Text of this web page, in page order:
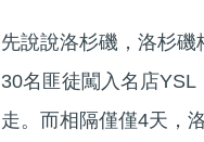
先說說洛杉磯，洛杉
30名匪徒闖入名店
走。而相隔僅僅4天，